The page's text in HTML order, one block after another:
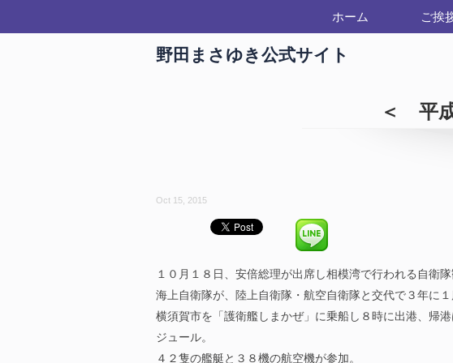
ホーム ご挨
野田まさゆき公式サイト
＜ 平
Oct 15, 2015
１０月１８日、安倍総理が出席し相模湾で行われる自衛
海上自衛隊が、陸上自衛隊・航空自衛隊と交代で３年に１
横須賀市を「護衛艦しまかぜ」に乗船し８時に出港、帰
ジュール。
４２隻の艦艇と３８機の航空機が参加。